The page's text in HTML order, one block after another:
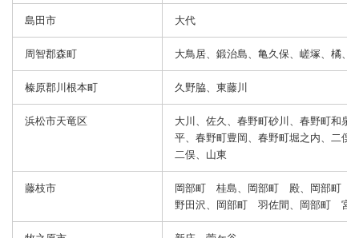
島田市 大代
周智郡森町 大鳥居、鍛治島、亀久保、嵯塚、橘、
榛原郡川根本町 久野脇、東藤川
浜松市天竜区
大川、佐久、春野町砂川、春野町和泉
平、春野町豊岡、春野町堀之内、二俣
二俣、山東
藤枝市
岡部町 桂島、岡部町 殿、岡部町
野田沢、岡部町 羽佐間、岡部町 宮